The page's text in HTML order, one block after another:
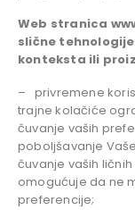
Web stranica
slične
konteksta ili
– privremene
trajne kolačiće
čuvanje vaših
poboljšavanje
čuvanje vaših
omogućuje da ne
preferencije;